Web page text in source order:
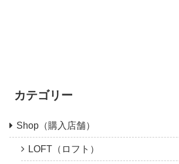
カテゴリー
Shop（購入店舗）
LOFT（ロフト）